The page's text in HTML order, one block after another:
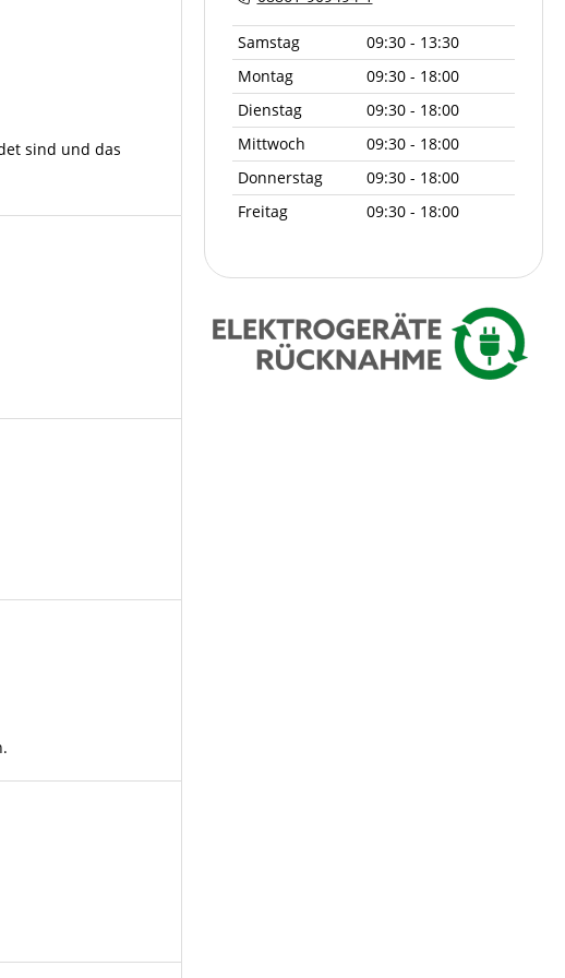
sind und das
Samstag
09:30 - 13:30
Montag
09:30 - 18:00
Dienstag
09:30 - 18:00
Mittwoch
09:30 - 18:00
Donnerstag
09:30 - 18:00
Freitag
09:30 - 18:00